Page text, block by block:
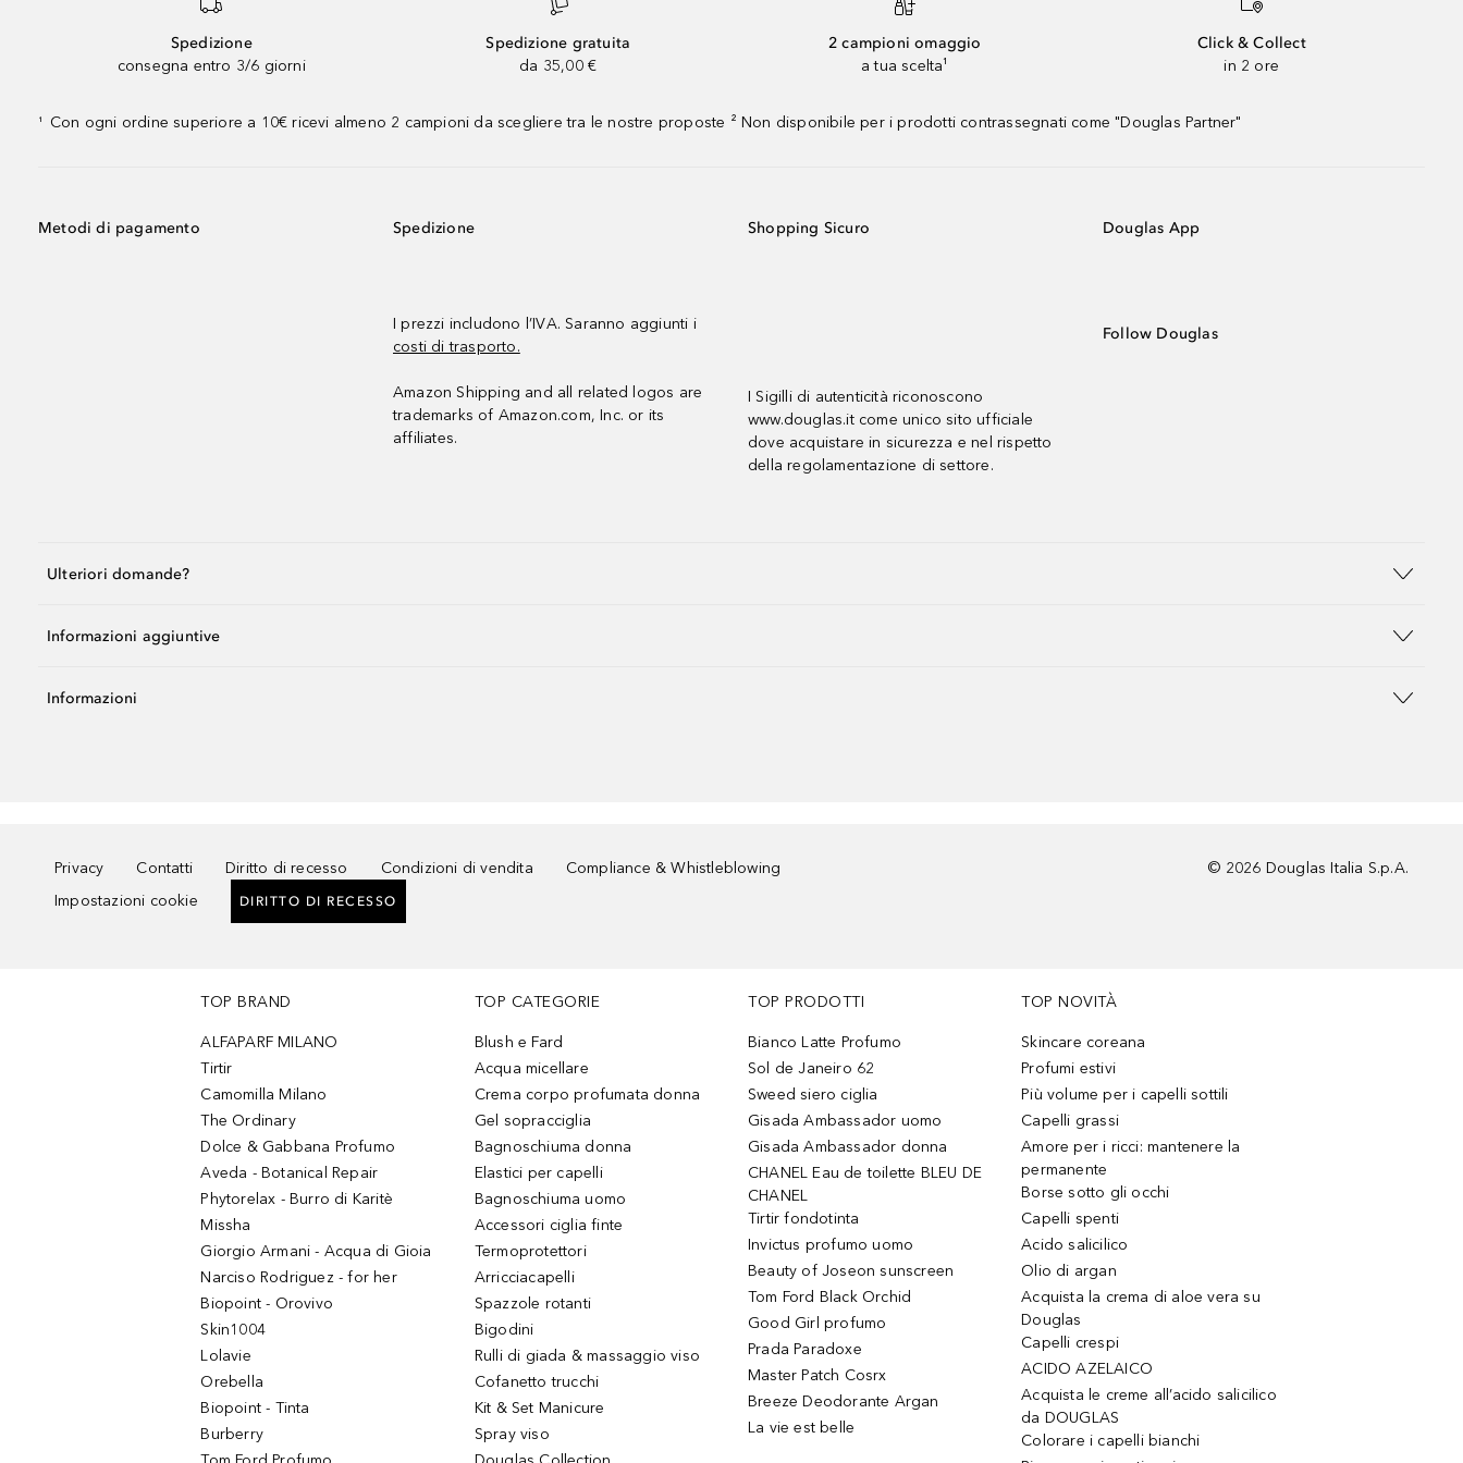
Spedizione
consegna entro 3/6 giorni
Spedizione gratuita
da 35,00 €
2 campioni omaggio
a tua scelta¹
Click & Collect
in 2 ore
¹ Con ogni ordine superiore a 10€ ricevi almeno 2 campioni da scegliere tra le nostre proposte ² Non disponibile per i prodotti contrassegnati come "Douglas Partner"
Metodi di pagamento Spedizione
I prezzi includono l’IVA. Saranno aggiunti i
costi di trasporto.
Amazon Shipping and all related logos are
trademarks of Amazon.com, Inc. or its
affiliates.
Shopping Sicuro
I Sigilli di autenticità riconoscono
www.douglas.it come unico sito ufficiale
dove acquistare in sicurezza e nel rispetto
della regolamentazione di settore.
Douglas App
Follow Douglas
Ulteriori domande?
Informazioni aggiuntive
Informazioni
Privacy Contatti Diritto di recesso Condizioni di vendita
Compliance & Whistleblowing
Impostazioni cookie
DIRITTO DI RECESSO
© 2026 Douglas Italia S.p.A.
TOP BRAND
ALFAPARF MILANO
Tirtir
Camomilla Milano
The Ordinary
Dolce & Gabbana Profumo
Aveda - Botanical Repair
Phytorelax - Burro di Karitè
Missha
Giorgio Armani - Acqua di Gioia
Narciso Rodriguez - for her
Biopoint - Orovivo
Skin1004
Lolavie
Orebella
Biopoint - Tinta
Burberry
TOP CATEGORIE
Blush e Fard
Acqua micellare
Crema corpo profumata donna
Gel sopracciglia
Bagnoschiuma donna
Elastici per capelli
Bagnoschiuma uomo
Accessori ciglia finte
Termoprotettori
Arricciacapelli
Spazzole rotanti
Bigodini
Rulli di giada & massaggio viso
Cofanetto trucchi
Kit & Set Manicure
Spray viso
TOP PRODOTTI
Bianco Latte Profumo
Sol de Janeiro 62
Sweed siero ciglia
Gisada Ambassador uomo
Gisada Ambassador donna
CHANEL Eau de toilette BLEU DE
CHANEL
Tirtir fondotinta
Invictus profumo uomo
Beauty of Joseon sunscreen
Tom Ford Black Orchid
Good Girl profumo
Prada Paradoxe
Master Patch Cosrx
Breeze Deodorante Argan
La vie est belle
TOP NOVITÀ
Skincare coreana
Profumi estivi
Più volume per i capelli sottili
Capelli grassi
Amore per i ricci: mantenere la
permanente
Borse sotto gli occhi
Capelli spenti
Acido salicilico
Olio di argan
Acquista la crema di aloe vera su
Douglas
Capelli crespi
ACIDO AZELAICO
Acquista le creme all’acido salicilico
da DOUGLAS
Colorare i capelli bianchi